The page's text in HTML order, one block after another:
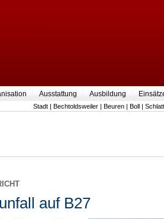
Ausstattung Ausbildung
Stadt | Bechtoldsweiler | Beuren | Boll | Schlatt
auf B27